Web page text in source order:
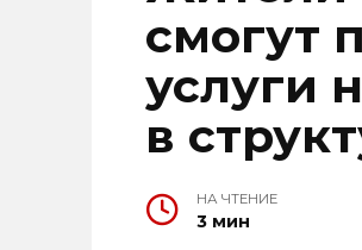
смогут
услуги
в
НА ЧТЕНИЕ
3 мин